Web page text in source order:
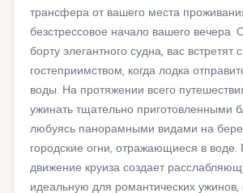
трансфера от вашего места
безстрессовое начало вашего вечера.
борту элегантного судна, вас встретят
гостеприимством, когда лодка
воды. На протяжении всего
ужинать тщательно приготовленными
любуясь панорамными видами на
городские огни, отражающиеся в воде.
движение круиза создает
идеальную для романтических ужинов,